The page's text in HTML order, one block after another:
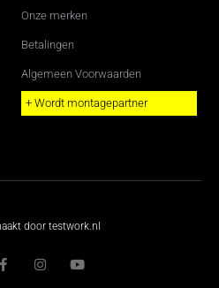
Onze merken
Betalingen
Algemeen Voorwaarden
+ Wordt montagepartner
door testwork.nl
a
c
n
s
o
u